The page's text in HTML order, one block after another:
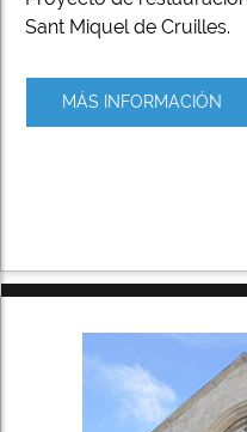
Sant Miquel de Cruilles.
MÁS INFORMACIÓN